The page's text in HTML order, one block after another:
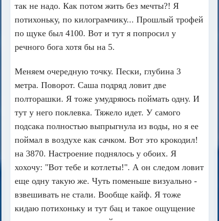
так не надо. Как потом жить без мечты?! Я
потихоньку, по килограмчику... Прошлый трофей
по щуке был 4100. Вот и тут я попросил у
речного бога хотя бы на 5.
Меняем очередную точку. Пески, глубина 3
метра. Поворот. Саша подряд ловит две
полторашки. Я тоже умудряюсь поймать одну. И
тут у него поклевка. Тяжело идет. У самого
подсака полностью выпрыгнула из воды, но я ее
поймал в воздухе как сачком. Вот это крокодил!
на 3870. Настроение поднялось у обоих. Я
хохочу: "Вот тебе и котлеты!". А он следом ловит
еще одну такую же. Чуть поменьше визуально -
взвешивать не стали. Вообще кайф. Я тоже
кидаю потихоньку и тут бац и такое ощущение